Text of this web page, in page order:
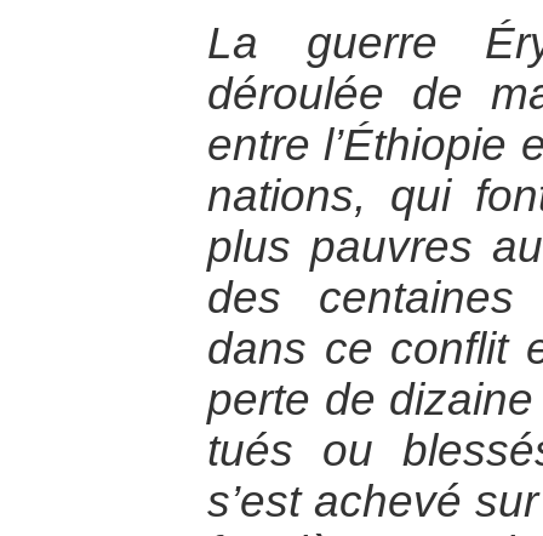
La guerre
déroulée de
entre l’Éthiopie
nations, qui
plus pauvres
des centaines
dans ce conflit
perte de
tués ou
s’est achevé